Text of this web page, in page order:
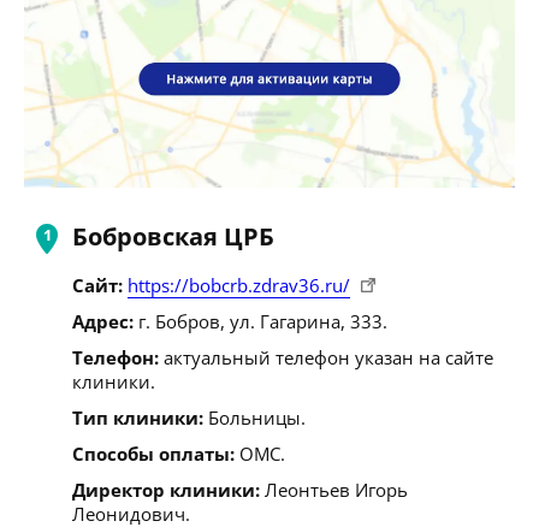
Бобровская ЦРБ
Сайт: https://bobcrb.zdrav36.ru/
Адрес: г. Бобров, ул. Гагарина, 333.
Телефон: актуальный телефон указан на сайте
клиники.
Тип клиники: Больницы.
Способы оплаты: ОМС.
Директор клиники: Леонтьев Игорь
Леонидович.